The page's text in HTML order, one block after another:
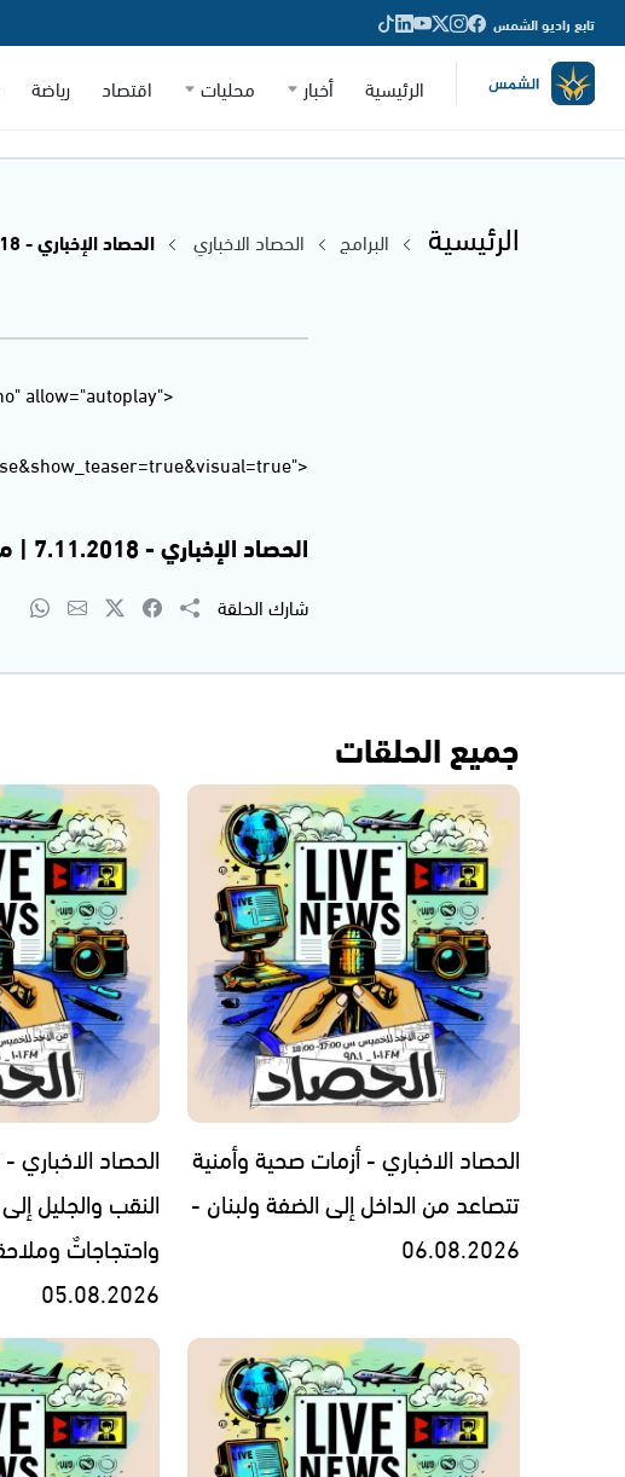
تابع راديو الشمس
الرئيسية أخبار محليات اقتصاد رياضة
الرئيسية البرامج الحصاد الاخباري
الحصاد الإخباري - 7.11.2018 | محمد ابو العز محاميد
allow="autoplay"
الحصاد الإخباري - 7.11.2018 | محمد ابو العز محاميد
شارك الحلقة
جميع الحلقات
الحصاد الاخباري - أزمات صحية وأمنية
تتصاعد من الداخل إلى الضفة ولبنان -
06.08.2026
الحصاد
النقب والجليل
واحتجاجاتٌ
05.08.2026